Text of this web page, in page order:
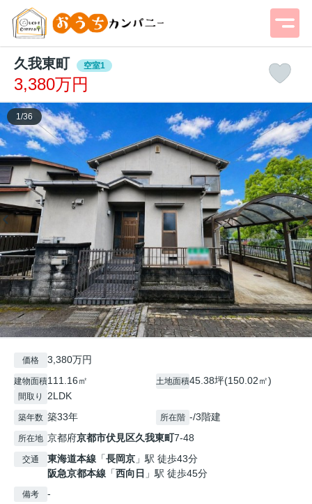
久我東町 空室1
3,380万円
1 /36
価格 3,380万円
建物面積111.16㎡ 土地面積45.38坪(150.02㎡)
間取り 2LDK
築年数 築33年 所在階 -/3階建
所在地 京都府京都市伏見区久我東町7-48
交通 東海道本線 「長岡京 」駅 徒歩43分
阪急京都本線 「西向日 」駅 徒歩45分
備考 -